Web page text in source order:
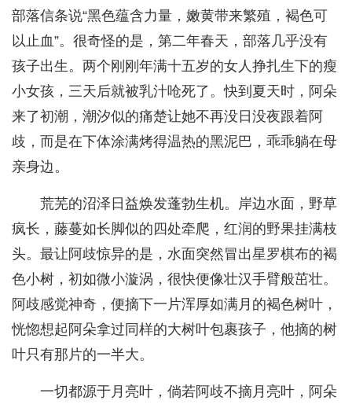
部落信条说“黑色蕴含力量，嫩黄带来繁殖，褐色可
以止血”。很奇怪的是，第二年春天，部落几乎没有
孩子出生。两个刚刚年满十五岁的女人挣扎生下的瘦
小女孩，三天后就被乳汁呛死了。快到夏天时，阿朵
来了初潮，潮汐似的痛楚让她不再没日没夜跟着阿
歧，而是在下体涂满烤得温热的黑泥巴，乖乖躺在母
亲身边。
荒芜的沼泽日益焕发蓬勃生机。岸边水面，野草
疯长，藤蔓如长脚似的四处牵爬，红润的野果挂满枝
头。最让阿歧惊异的是，水面突然冒出星罗棋布的褐
色小树，初如微小漩涡，很快便像壮汉手臂般茁壮。
阿歧感觉神奇，便摘下一片浑厚如满月的褐色树叶，
恍惚想起阿朵拿过同样的大树叶包裹孩子，他摘的树
叶只有那片的一半大。
一切都源于月亮叶，倘若阿歧不摘月亮叶，阿朵